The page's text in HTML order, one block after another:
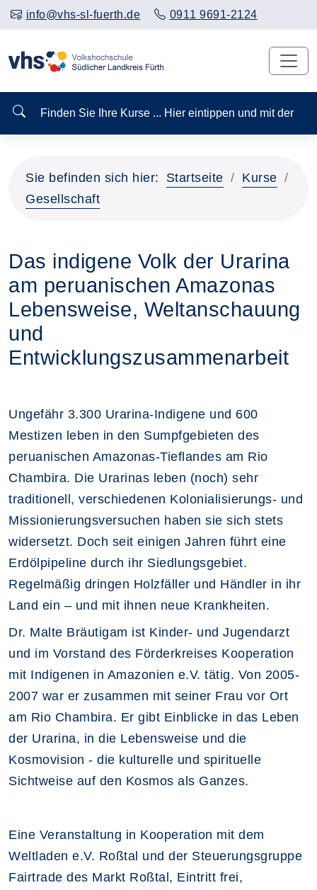
info@vhs-sl-fuerth.de 0911 9691-2124
Finden Sie Ihre Kurse ... Hier eintippen und mit
Sie befinden sich hier: Startseite
Kurse
Gesellschaft
Das indigene Volk der Urarina
am peruanischen Amazonas
Lebensweise, Weltanschauung
und
Entwicklungszusammenarbeit
Ungefähr 3.300 Urarina-Indigene und 600
Mestizen leben in den Sumpfgebieten des
peruanischen Amazonas-Tieflandes am Rio
Chambira. Die Urarinas leben (noch) sehr
traditionell, verschiedenen Kolonialisierungs- und
Missionierungsversuchen haben sie sich stets
widersetzt. Doch seit einigen Jahren führt eine
Erdölpipeline durch ihr Siedlungsgebiet.
Regelmäßig dringen Holzfäller und Händler in ihr
Land ein – und mit ihnen neue Krankheiten.
Dr. Malte Bräutigam ist Kinder- und Jugendarzt
und im Vorstand des Förderkreises Kooperation
mit Indigenen in Amazonien e.V. tätig. Von 2005-
2007 war er zusammen mit seiner Frau vor Ort
am Rio Chambira. Er gibt Einblicke in das Leben
der Urarina, in die Lebensweise und die
Kosmovision - die kulturelle und spirituelle
Sichtweise auf den Kosmos als Ganzes.
Eine Veranstaltung in Kooperation mit dem
Weltladen e.V. Roßtal und der Steuerungsgruppe
Fairtrade des Markt Roßtal, Eintritt frei,